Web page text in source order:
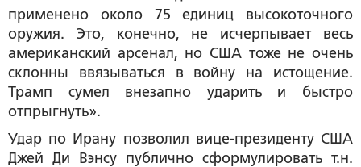
применено около 75 единиц высокоточного
оружия. Это, конечно, не исчерпывает весь
американский арсенал, но США тоже не очень
склонны ввязываться в войну на истощение.
Трамп сумел внезапно ударить и быстро
отпрыгнуть».
Удар по Ирану позволил вице-президенту США
Джей Ди Вэнсу публично сформулировать т.н.